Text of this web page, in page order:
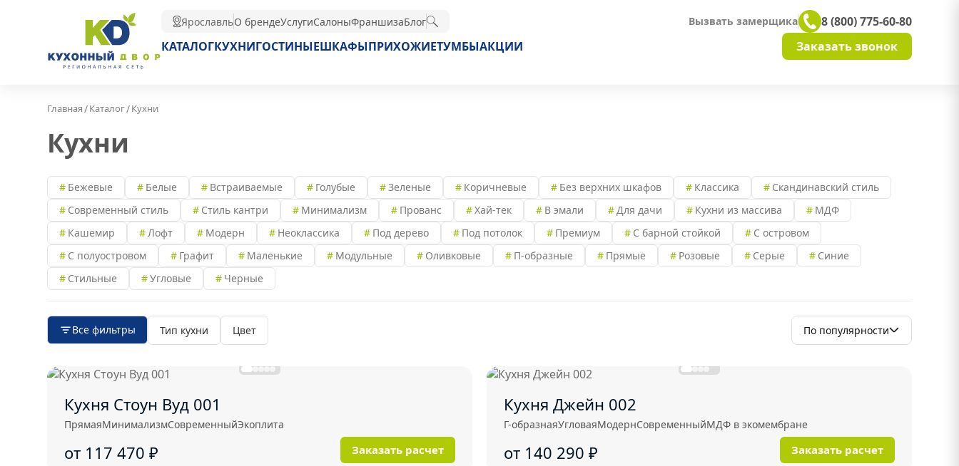
ЯрославльО брендеУслугиСалоныФраншизаБлог Вызвать замерщика
8 (800) 775-60-80
КАТАЛОГКУХНИГОСТИНЫЕШКАФЫПРИХОЖИЕТУМБЫАКЦИИ Заказать звонок
Главная/Каталог/Кухни
Кухни
Бежевые Белые Встраиваемые Голубые Зеленые Коричневые Без верхних шкафов Классика
Скандинавский стиль
Современный стиль
Стиль кантри Минимализм Прованс Хай-тек В эмали Для дачи Кухни из массива
МДФ
Кашемир
Лофт Модерн Неоклассика Под дерево Под потолок Премиум С барной стойкой
С островом
С полуостровом
Графит Маленькие Модульные Оливковые П-образные Прямые Розовые Серые
Синие
Стильные
Угловые Черные
Все фильтры Тип кухни Цвет По популярности
Кухня Стоун Вуд 001
ПрямаяМинимализмСовременныйЭкоплита
от 117 470 ₽ Заказать расчет
Кухня Джейн 002
Г-образнаяУгловаяМодернСовременныйМДФ в экомембране
от 140 290 ₽ Заказать расчет